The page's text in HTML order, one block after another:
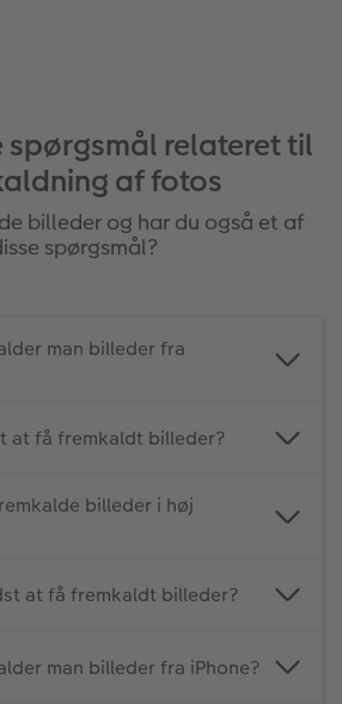
spørgsmål relateret til
af fotos
billeder og har du også et af
spørgsmål?
man billeder fra
at få fremkaldt billeder?
billeder i høj
at få fremkaldt billeder?
man billeder fra iPhone?